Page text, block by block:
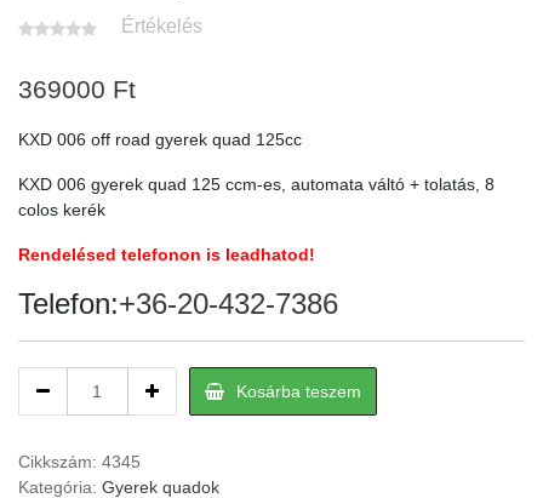
Értékelés
369000 Ft
KXD 006 off road gyerek quad 125cc
KXD 006 gyerek quad 125 ccm-es, automata váltó + tolatás, 8
colos kerék
Rendelésed telefonon is leadhatod!
Telefon:+36-20-432-7386
006
road
gyerek
Kosárba teszem
Cikkszám: 4345
Kategória: Gyerek quadok